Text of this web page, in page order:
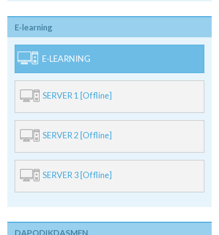
E-learning
E-LEARNING
SERVER 1 [Offline]
SERVER 2 [Offline]
SERVER 3 [Offline]
DAPODIKDASMEN